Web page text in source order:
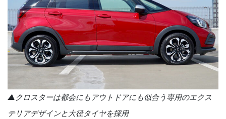
▲クロスターは都会にもアウトドアにも似合う専用のエクス
テリアデザインと大径タイヤを採用